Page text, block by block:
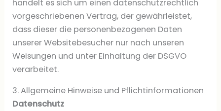
handelt es sich um einen datenschutzrechtlich
vorgeschriebenen Vertrag, der gewährleistet,
dass dieser die personenbezogenen Daten
unserer Websitebesucher nur nach unseren
Weisungen und unter Einhaltung der DSGVO
verarbeitet.
3. Allgemeine Hinweise und Pflichtinformationen
Datenschutz